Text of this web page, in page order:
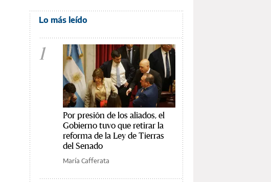
Lo más leído
1
Por presión de los aliados, el
Gobierno tuvo que retirar la
reforma de la Ley de Tierras
del Senado
María Cafferata